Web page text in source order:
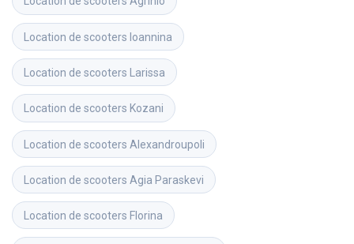
Location de scooters Ioannina
Location de scooters Larissa
Location de scooters Kozani
Location de scooters Alexandroupoli
Location de scooters Agia Paraskevi
Location de scooters Florina